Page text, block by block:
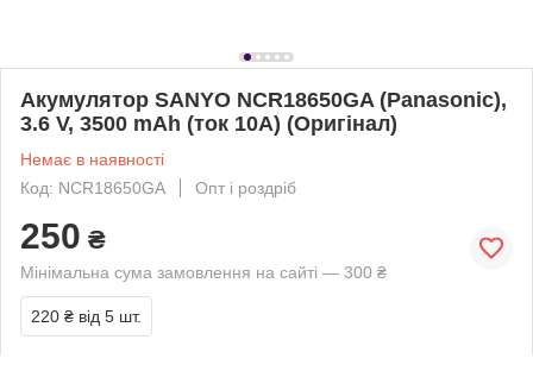
Акумулятор SANYO NCR18650GA (Panasonic),
3.6 V, 3500 mAh (ток 10A) (Оригінал)
Немає в наявності
Код: NCR18650GA
Опт і роздріб
250 ₴
Мінімальна сума замовлення на сайті — 300 ₴
220 ₴ від 5 шт.